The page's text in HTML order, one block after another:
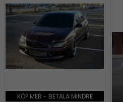
KÖP MER - BETALA MINDRE